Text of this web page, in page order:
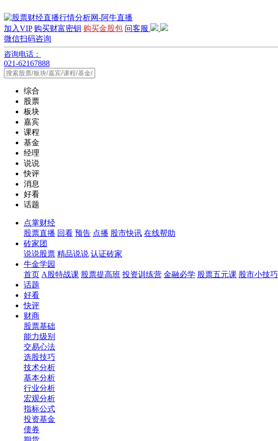
加入VIP 购买财富密钥 购买金股包 问客服
微信扫码咨询
咨询电话：
021-62167888
综合
股票
板块
嘉宾
课程
基金
经理
说说
快评
消息
好看
话题
点掌财经
股票直播 回看 预告 点播 股市快讯 在线帮助
砖家团
说说股票 精品说说 认证砖家
牛金学园
首页 A股特战课 股票提高班 投资训练营 金融必学 股票五元课 股市小技巧
话题
好看
快评
财商
股票基础
能力级别
交易心法
选股技巧
技术分析
基本分析
行业分析
宏观分析
指标公式
投资基金
债券